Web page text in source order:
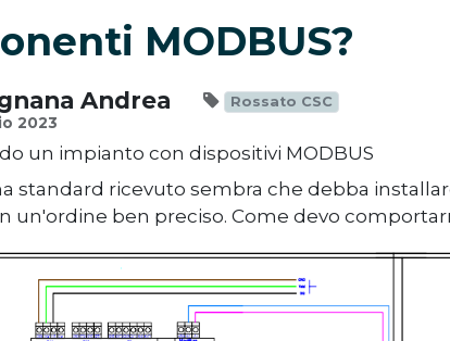
MODBUS?
Andrea
2023
Rossato CSC
un impianto con dispositivi MODBUS
standard ricevuto sembra che debba
un'ordine ben preciso. Come devo